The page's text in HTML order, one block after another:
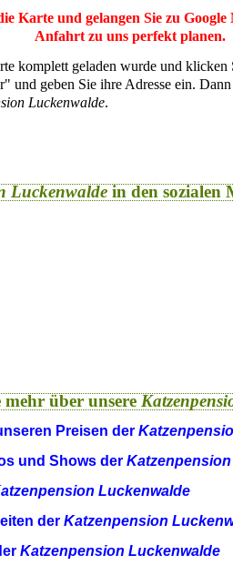
Karte und gelangen Sie zu
Anfahrt zu uns perfekt planen.
komplett geladen wurde und
und geben Sie ihre Adresse ein.
Luckenwalde.
Luckenwaldein den sozialen
über unsere
Preisen der
und Shows der
Luckenwalde
der Katzenpension
Katzenpension Luckenwalde